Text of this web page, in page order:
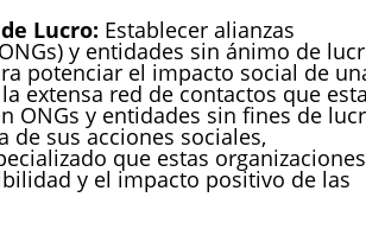
Lucro: Establecer alianzas
y entidades sin ánimo de
potenciar el impacto social de
extensa red de contactos que
ONGs y entidades sin fines de
de sus acciones sociales,
que estas organizaciones
y el impacto positivo de las